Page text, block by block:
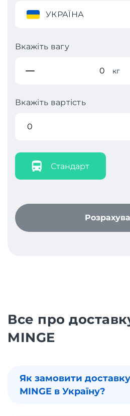
УКРАЇНА
Вкажіть вагу
кг
Вкажіть вартість
Стандарт
Все про
MINGE
Як замовити
MINGE в Україну?